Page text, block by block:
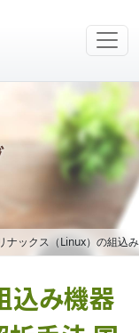
ナックス（Linux）の組込
込み機器